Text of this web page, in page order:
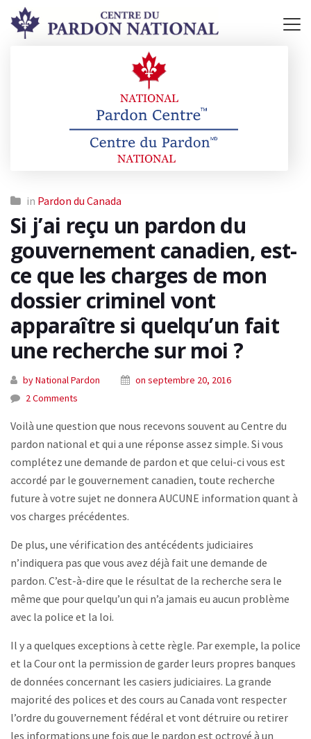
in Pardon du Canada
Si j’ai reçu un pardon du
gouvernement canadien, est-
ce que les charges de mon
dossier criminel vont
apparaître si quelqu’un fait
une recherche sur moi ?
by National Pardon
on septembre 20, 2016
2 Comments
Voilà une question que nous recevons souvent au Centre du
pardon national et qui a une réponse assez simple. Si vous
complétez une demande de pardon et que celui-ci vous est
accordé par le gouvernement canadien, toute recherche
future à votre sujet ne donnera AUCUNE information quant à
vos charges précédentes.
De plus, une vérification des antécédents judiciaires
n’indiquera pas que vous avez déjà fait une demande de
pardon. C’est-à-dire que le résultat de la recherche sera le
même que pour quelqu’un qui n’a jamais eu aucun problème
avec la police et la loi.
Il y a quelques exceptions à cette règle. Par exemple, la police
et la Cour ont la permission de garder leurs propres banques
de données concernant les casiers judiciaires. La grande
majorité des polices et des cours au Canada vont respecter
l’ordre du gouvernement fédéral et vont détruire ou retirer
les informations une fois que le pardon est octroyé à un